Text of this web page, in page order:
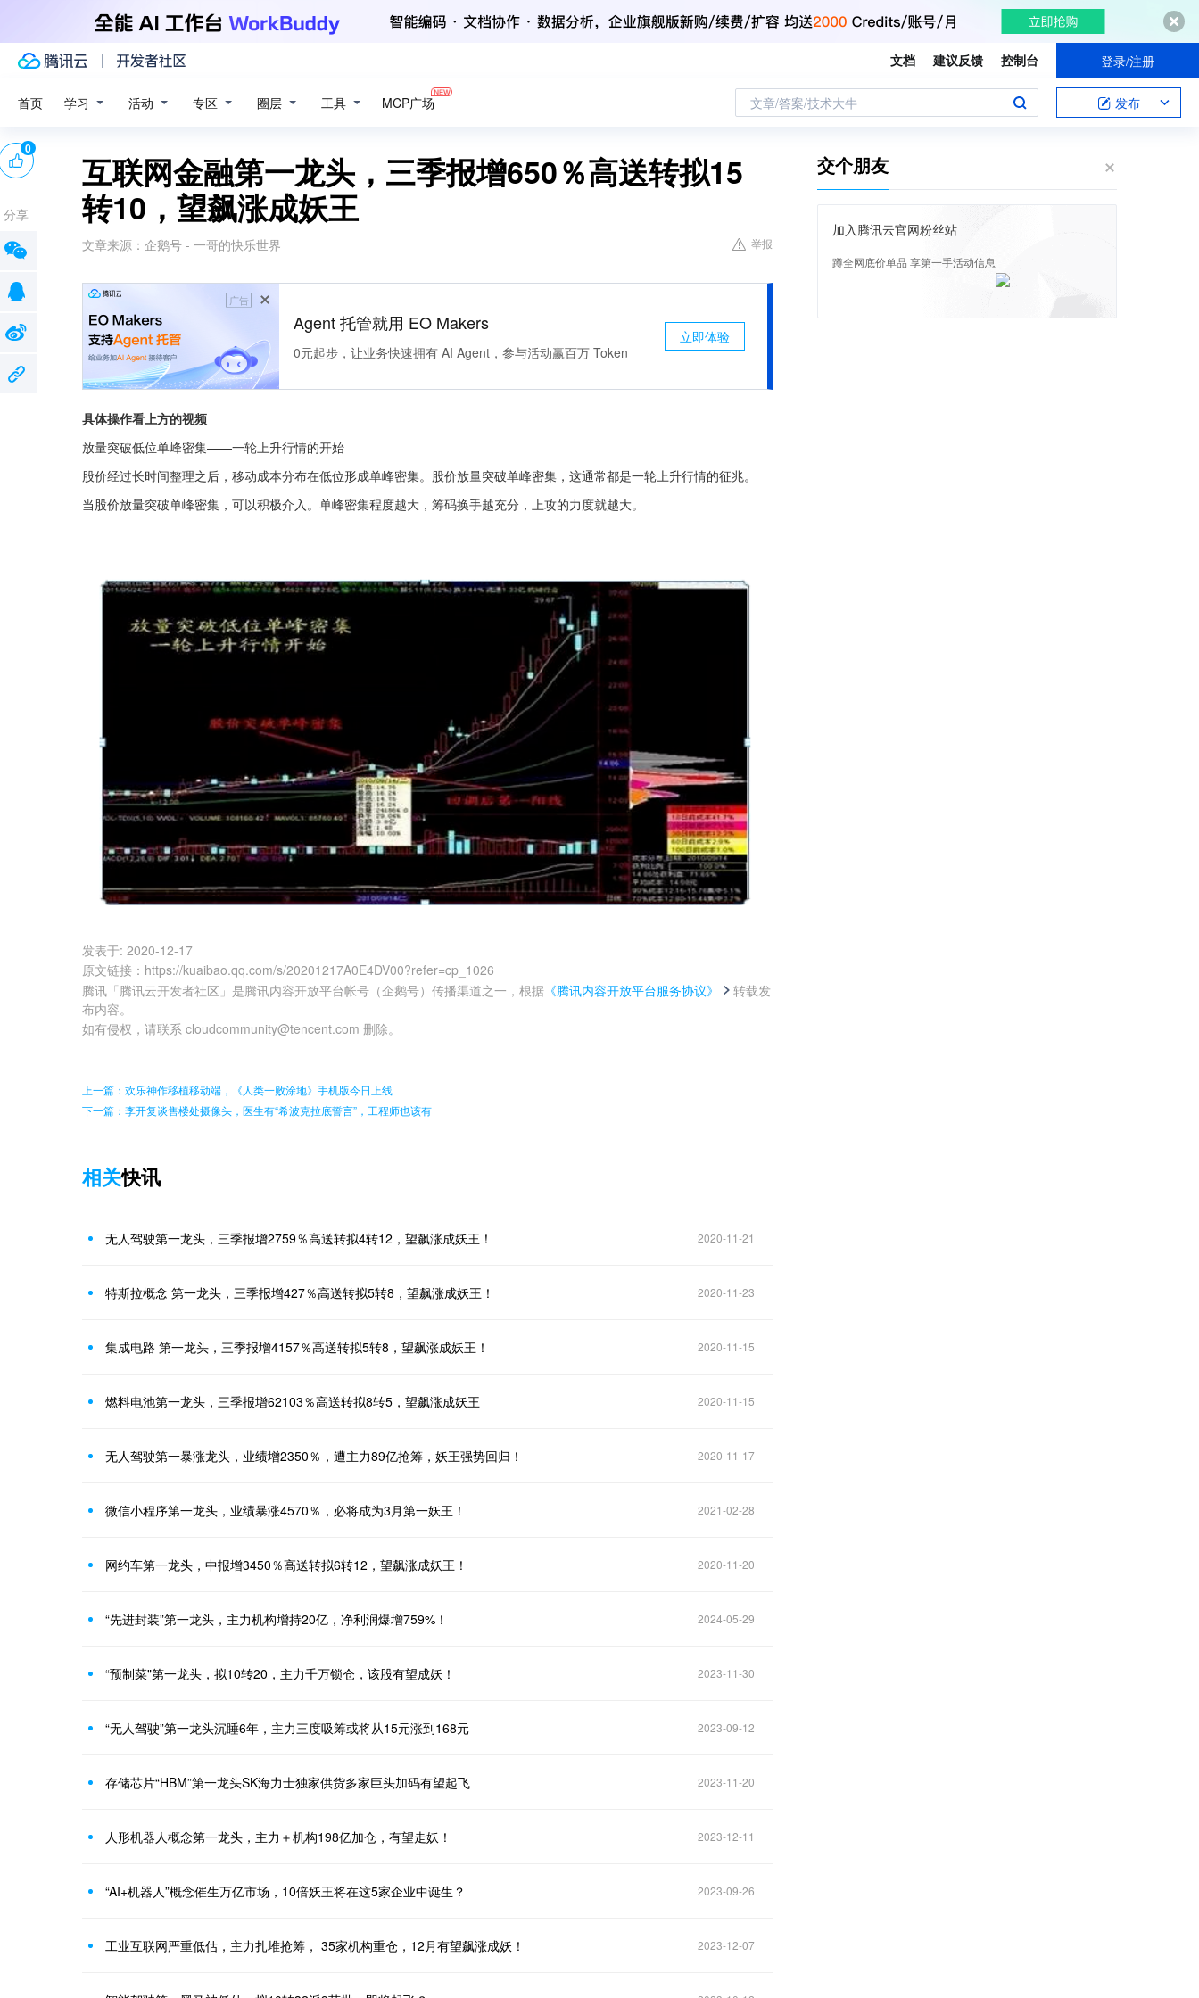
文档 建议反馈 控制台 登录/注册
首页 学习 活动 专区 圈层 工具 MCP广场 文章/答案/技术大牛 发布
互联网金融第一龙头，三季报增650％高送转拟15
转10，望飙涨成妖王
文章来源： 企鹅号 - 一哥的快乐世界 举报
广告
Agent 托管就用 EO Makers
0元起步，让业务快速拥有 AI Agent，参与活动赢百万 Token
立即体验
具体操作看上方的视频
放量突破低位单峰密集——一轮上升行情的开始
股价经过长时间整理之后，移动成本分布在低位形成单峰密集。股价放量突破单峰密集，这通常都是一轮上升行情的征兆。
当股价放量突破单峰密集，可以积极介入。单峰密集程度越大，筹码换手越充分，上攻的力度就越大。
发表于: 2020-12-17
原文链接 ： https://kuaibao.qq.com/s/20201217A0E4DV00?refer=cp_1026
腾讯「腾讯云开发者社区」是腾讯内容开放平台帐号（企鹅号）传播渠道之一，根据 《腾讯内容开放平台服务协议》
转载发
布内容。
如有侵权，请联系 cloudcommunity@tencent.com 删除。
0
分享
上一篇：欢乐神作移植移动端，《人类一败涂地》手机版今日上线
下一篇：李开复谈售楼处摄像头，医生有“希波克拉底誓言”，工程师也该有
相关快讯
无人驾驶第一龙头，三季报增2759％高送转拟4转12，望飙涨成妖王！ 2020-11-21
特斯拉概念 第一龙头，三季报增427％高送转拟5转8，望飙涨成妖王！ 2020-11-23
集成电路 第一龙头，三季报增4157％高送转拟5转8，望飙涨成妖王！ 2020-11-15
燃料电池第一龙头，三季报增62103％高送转拟8转5，望飙涨成妖王 2020-11-15
无人驾驶第一暴涨龙头，业绩增2350％，遭主力89亿抢筹，妖王强势回归！ 2020-11-17
微信小程序第一龙头，业绩暴涨4570％，必将成为3月第一妖王！ 2021-02-28
网约车第一龙头，中报增3450％高送转拟6转12，望飙涨成妖王！ 2020-11-20
“先进封装”第一龙头，主力机构增持20亿，净利润爆增759%！ 2024-05-29
“预制菜"第一龙头，拟10转20，主力千万锁仓，该股有望成妖！ 2023-11-30
“无人驾驶”第一龙头沉睡6年，主力三度吸筹或将从15元涨到168元 2023-09-12
存储芯片“HBM”第一龙头SK海力士独家供货多家巨头加码有望起飞 2023-11-20
人形机器人概念第一龙头，主力＋机构198亿加仓，有望走妖！ 2023-12-11
“AI+机器人”概念催生万亿市场，10倍妖王将在这5家企业中诞生？ 2023-09-26
工业互联网严重低估，主力扎堆抢筹， 35家机构重仓，12月有望飙涨成妖！ 2023-12-07
交个朋友
加入腾讯云官网粉丝站
蹲全网底价单品 享第一手活动信息